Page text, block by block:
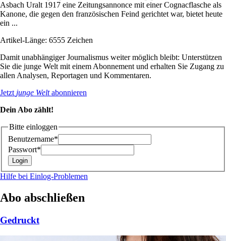
Asbach Uralt 1917 eine Zeitungsannonce mit einer Cognacflasche als
Kanone, die gegen den französischen Feind gerichtet war, bietet heute
ein ...
Artikel-Länge: 6555 Zeichen
Damit unabhängiger Journalismus weiter möglich bleibt: Unterstützen
Sie die junge Welt mit einem Abonnement und erhalten Sie Zugang zu
allen Analysen, Reportagen und Kommentaren.
Jetzt junge Weltabonnieren
Dein Abo zählt!
Bitte einloggen
Benutzername*
Passwort*
Hilfe bei Einlog-Problemen
Abo abschließen
Gedruckt